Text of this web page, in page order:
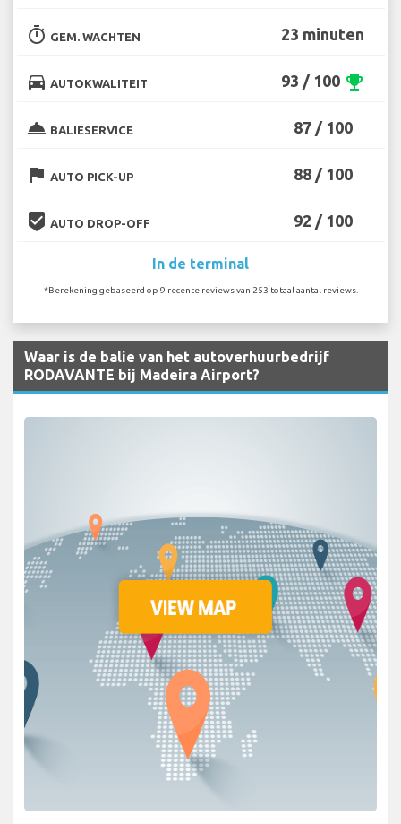
timer GEM. WACHTEN 23 minuten
directions_car AUTOKWALITEIT 93 / 100 emoji_events
room_service BALIESERVICE 87 / 100
flag AUTO PICK-UP 88 / 100
beenhere AUTO DROP-OFF 92 / 100
In de terminal
*Berekening gebaseerd op 9 recente reviews van 253 totaal aantal reviews.
Waar is de balie van het autoverhuurbedrijf
RODAVANTE bij Madeira Airport?